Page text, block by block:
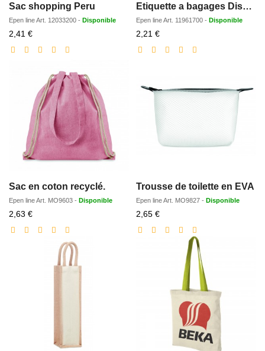
Sac shopping Peru
Epen lineArt. 12033200 - Disponible
2,41 €Prix
réduit
Etiquette a bagages Discovery
Epen lineArt. 11961700 - Disponible
2,21 €Prix
réduit
Sac en coton recyclé.
Epen lineArt. MO9603 - Disponible
2,63 €Prix
réduit
Trousse de toilette en EVA
Epen lineArt. MO9827 - Disponible
2,65 €Prix
réduit